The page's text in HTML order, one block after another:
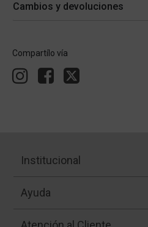
Cambios y devoluciones
Compartílo vía
Institucional
Ayuda